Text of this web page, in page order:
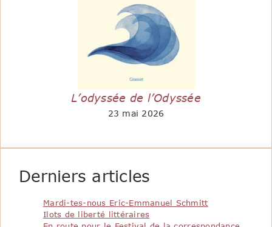
L’odyssée de l’Odyssée
23 mai 2026
Derniers articles
Mardi-tes-nous Eric-Emmanuel Schmitt
Ilots de liberté littéraires